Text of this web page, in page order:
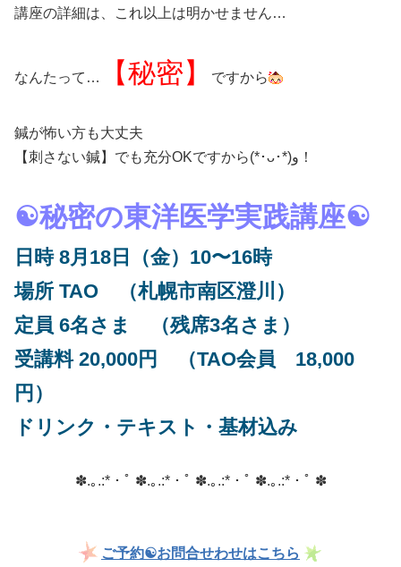
講座の詳細は、これ以上は明かせません…
なんたって… 【秘密】 ですから
鍼が怖い方も大丈夫
【刺さない鍼】でも充分OKですから(*･ᴗ･*)و！
☯秘密の東洋医学実践講座☯
日時 8月18日（金）10〜16時
場所 TAO （札幌市南区澄川）
定員 6名さま （残席3名さま）
受講料 20,000円 （TAO会員 18,000
円）
ドリンク・テキスト・基材込み
✽.｡.:*・ﾟ ✽.｡.:*・ﾟ ✽.｡.:*・ﾟ ✽.｡.:*・ﾟ ✽
ご予約☯お問合せわせはこちら